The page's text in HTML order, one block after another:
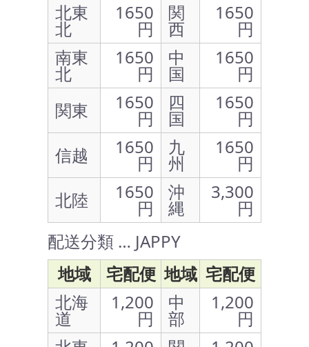
北東
北
1650
円
関
西
1650
円
南東
北
1650
円
中
国
1650
円
関東
1650
円
四
国
1650
円
信越
1650
円
九
州
1650
円
北陸
1650
円
沖
縄
3,300
円
配送分類 … JAPPY
地域
宅配便 地域 宅配便
北海
道
1,200
円
中
部
1,200
円